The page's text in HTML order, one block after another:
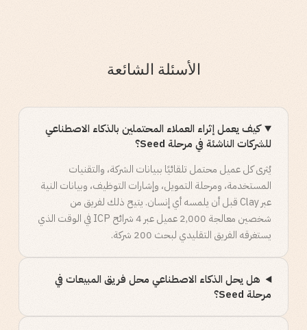
الأسئلة الشائعة
كيف يعمل إثراء العملاء المحتملين بالذكاء الاصطناعي
للشركات الناشئة في مرحلة Seed؟
يُثرى كل عميل محتمل تلقائيًا ببيانات الشركة، والتقنيات
المستخدمة، ومرحلة التمويل، وإشارات التوظيف، وبيانات النية
عبر Clay قبل أن يلمسه أي إنسان. يتيح ذلك لفريق من
شخصين معالجة 2,000 عميل عبر 4 شرائح ICP في الوقت الذي
يستغرقه الفريق التقليدي لبحث 200 شركة.
هل يحل الذكاء الاصطناعي محل فريق المبيعات في
مرحلة Seed؟